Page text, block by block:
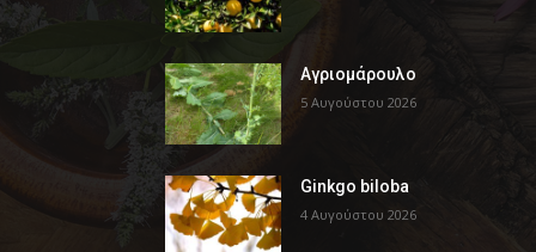
Αγριομάρουλο
5 Αυγούστου 2026
Ginkgo biloba
4 Αυγούστου 2026